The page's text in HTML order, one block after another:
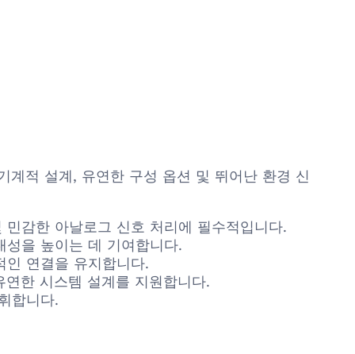
적 설계, 유연한 구성 옵션 및 뛰어난 환경 신
감한 아날로그 신호 처리에 필수적입니다.
을 높이는 데 기여합니다.
연결을 유지합니다.
한 시스템 설계를 지원합니다.
합니다.